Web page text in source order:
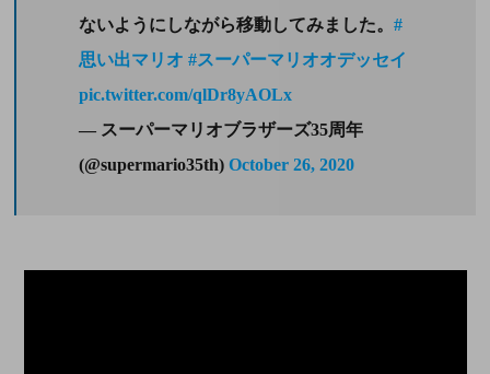
ないようにしながら移動してみました。 #
思い出マリオ #スーパーマリオオデッセイ
pic.twitter.com/qlDr8yAOLx
— スーパーマリオブラザーズ35周年
(@supermario35th) October 26, 2020